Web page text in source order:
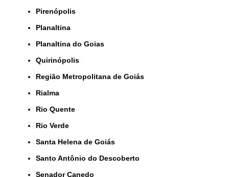
Pirenópolis
Planaltina
Planaltina do Goias
Quirinópolis
Região Metropolitana de Goiás
Rialma
Rio Quente
Rio Verde
Santa Helena de Goiás
Santo Antônio do Descoberto
Senador Canedo